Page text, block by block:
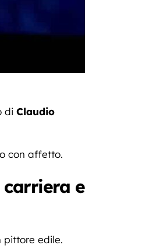
di Claudio
con affetto.
carriera e
pittore edile.